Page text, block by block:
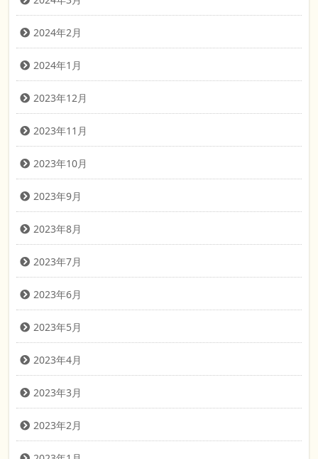
2024年2月
2024年1月
2023年12月
2023年11月
2023年10月
2023年9月
2023年8月
2023年7月
2023年6月
2023年5月
2023年4月
2023年3月
2023年2月